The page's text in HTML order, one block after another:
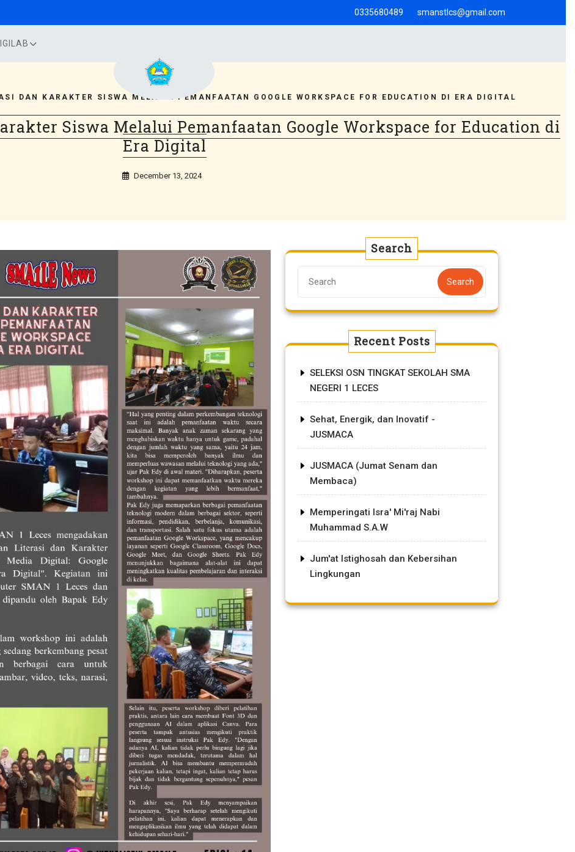
0335680489 smanstlcs@gmail.com
DAN KARAKTER SISWA MELALUI PEMANFAATAN GOOGLE WORKSPACE FOR EDUCATION DI ERA DIGITAL
Siswa Melalui Pemanfaatan Google Workspace for Education di
Era Digital
December 13, 2024
Search
Search
Recent Posts
SELEKSI OSN TINGKAT SEKOLAH SMA
NEGERI 1 LECES
Sehat, Energik, dan Inovatif -
JUSMACA
JUSMACA (Jumat Senam dan
Membaca)
Memperingati Isra' Mi'raj Nabi
Muhammad S.A.W
Jum'at Istighosah dan Kebersihan
Lingkungan